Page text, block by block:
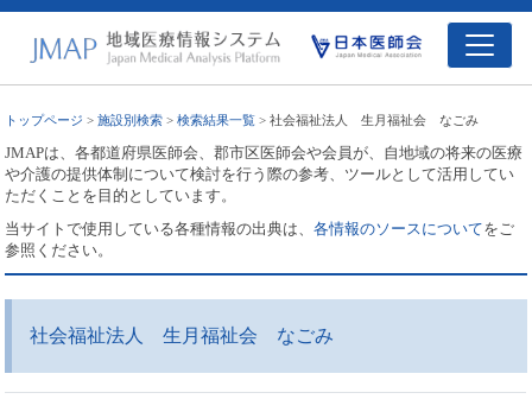
トップページ >施設別検索 >検索結果一覧 > 社会福祉法人 生月福祉会 なごみ
JMAPは、各都道府県医師会、郡市区医師会や会員が、自地域の将来の医療
や介護の提供体制について検討を行う際の参考、ツールとして活用してい
ただくことを目的としています。
当サイトで使用している各種情報の出典は、各情報のソースについてをご
参照ください。
社会福祉法人 生月福祉会 なごみ